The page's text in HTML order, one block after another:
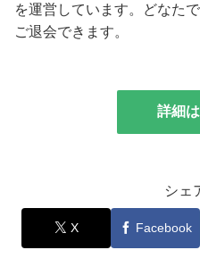
を運営しています。どなた
ご退会できます。
詳細
シェ
X Facebook